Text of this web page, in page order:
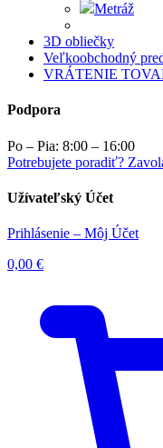
Metráž
3D obliečky
Veľkoobchodný
VRÁTENIE
Podpora
Po – Pia: 8:00 – 16:00
Potrebujete poradiť?
Užívateľský Účet
Prihlásenie – Môj Účet
0,00 €